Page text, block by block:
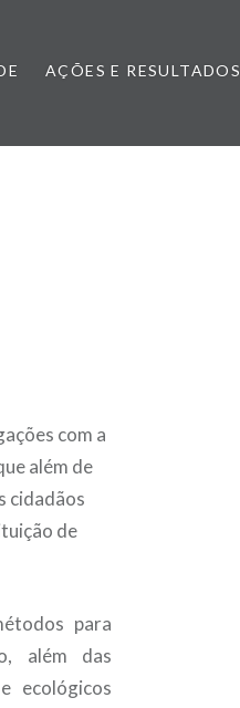
AÇÕES E RESULTADOS
com a
além de
cidadãos
de
para
além das
ecológicos